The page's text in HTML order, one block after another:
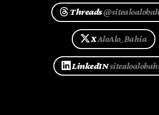
Threads
XAloAlo_Bahia
LinkedIN